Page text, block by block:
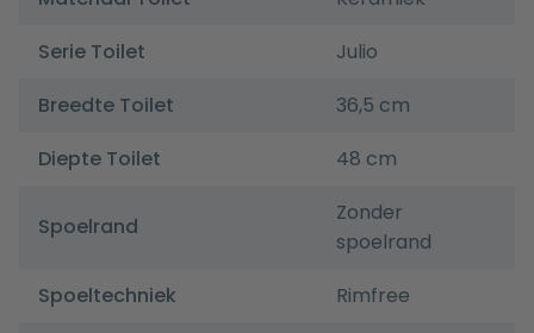
Serie Toilet
Julio
Breedte Toilet
36,5 cm
Diepte Toilet
48 cm
Spoelrand
Zonder
spoelrand
Spoeltechniek
Rimfree